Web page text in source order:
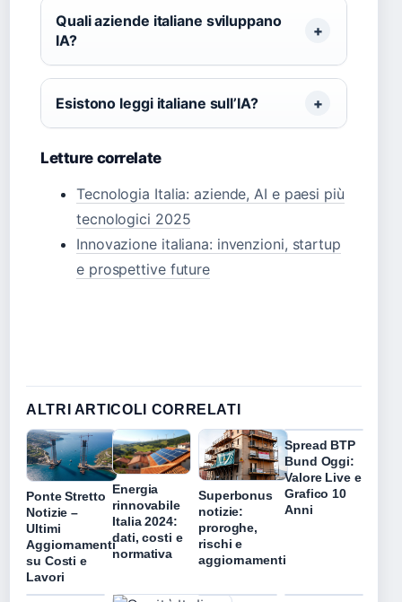
Quali aziende italiane sviluppano
IA?
Esistono leggi italiane sull’IA?
Letture correlate
Tecnologia Italia: aziende, AI e paesi più
tecnologici 2025
Innovazione italiana: invenzioni, startup
e prospettive future
ALTRI ARTICOLI CORRELATI
Ponte Stretto
Notizie –
Ultimi
Aggiornamenti
su Costi e
Lavori
Energia
rinnovabile
Italia 2024:
dati, costi e
normativa
Superbonus
notizie:
proroghe,
rischi e
aggiornamenti
Spread BTP
Bund Oggi:
Valore Live e
Grafico 10
Anni